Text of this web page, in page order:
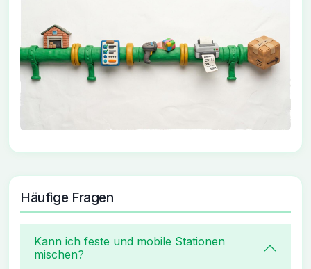
Häufige Fragen
Kann ich feste und mobile Stationen
mischen?